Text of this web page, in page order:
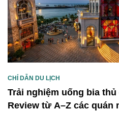
CHỈ DẪN DU LỊCH
Trải nghiệm uống bia
Review từ A–Z các quán